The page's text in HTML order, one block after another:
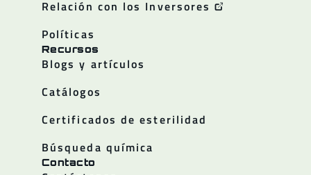
Relación con los Inversores
Políticas
Recursos
Blogs y artículos
Catálogos
Certificados de esterilidad
Búsqueda química
Contacto